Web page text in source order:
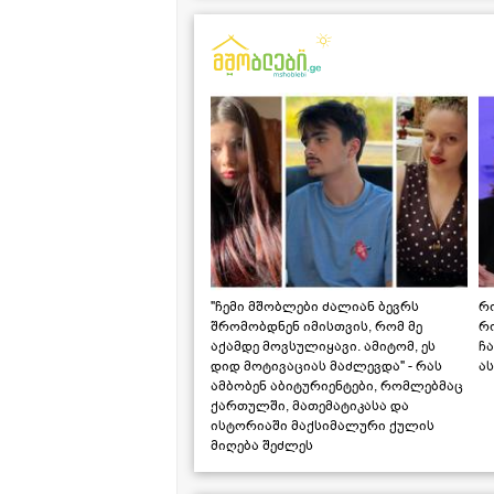
"ჩემი მშობლები ძალიან ბევრს
შრომობდნენ იმისთვის, რომ მე
აქამდე მოვსულიყავი. ამიტომ, ეს
დიდ მოტივაციას მაძლევდა" - რას
ამბობენ აბიტურიენტები, რომლებმაც
ქართულში, მათემატიკასა და
ისტორიაში მაქსიმალური ქულის
მიღება შეძლეს